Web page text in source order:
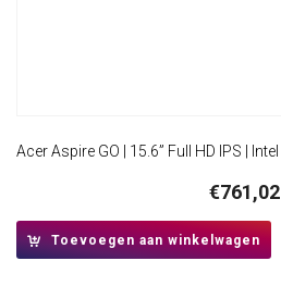
€761,02
Toevoegen aan winkelwagen